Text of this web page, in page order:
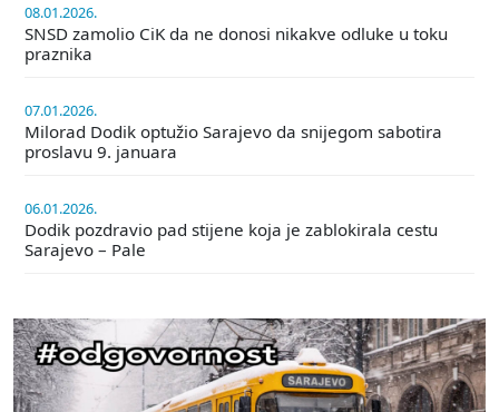
08.01.2026.
SNSD zamolio CiK da ne donosi nikakve odluke u toku
praznika
07.01.2026.
Milorad Dodik optužio Sarajevo da snijegom sabotira
proslavu 9. januara
06.01.2026.
Dodik pozdravio pad stijene koja je zablokirala cestu
Sarajevo – Pale